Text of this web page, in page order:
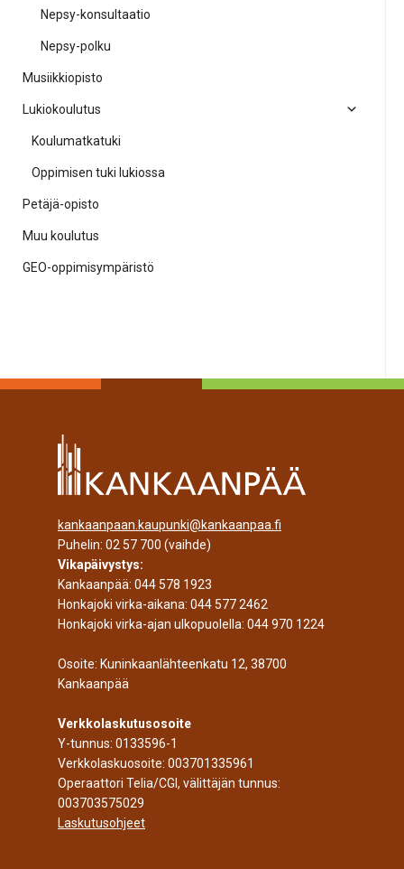
Nepsy-konsultaatio
Nepsy-polku
Musiikkiopisto
Lukiokoulutus
Koulumatkatuki
Oppimisen tuki lukiossa
Petäjä-opisto
Muu koulutus
GEO-oppimisympäristö
kankaanpaan.kaupunki@kankaanpaa.fi
Puhelin: 02 57 700 (vaihde)
Vikapäivystys:
Kankaanpää: 044 578 1923
Honkajoki virka-aikana: 044 577 2462
Honkajoki virka-ajan ulkopuolella: 044 970 1224
Osoite: Kuninkaanlähteenkatu 12, 38700
Kankaanpää
Verkkolaskutusosoite
Y-tunnus: 0133596-1
Verkkolaskuosoite: 003701335961
Operaattori Telia/CGI, välittäjän tunnus:
003703575029
Laskutusohjeet